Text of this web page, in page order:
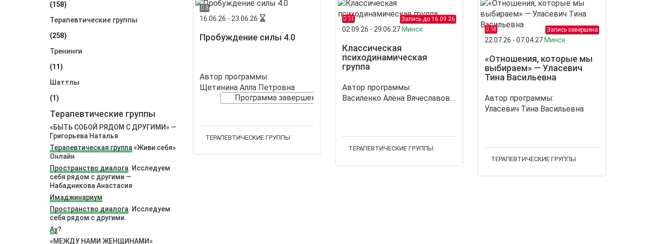
(158)
Терапевтические группы
(258)
Тренинги
(11)
Шаттлы
(1)
Терапевтические группы
«БЫТЬ СОБОЙ РЯДОМ С ДРУГИМИ» —
Григорьева Наталья
Терапевтическая группа «Живи себя»
Онлайн
Пространство диалога. Исследуем
себя рядом с другими —
Набадникова Анастасия
Имаджинариум
Пространство диалога. Исследуем
себя рядом с другими.
Ау?
«МЕЖДУ НАМИ ЖЕНЩИНАМИ»
8
16.06.26 - 23.06.26
Пробуждение силы 4.0
Автор программы:
Щетинина Алла Петровна
Программа завершена
ТЕРАПЕВТИЧЕСКИЕ ГРУППЫ
51 Запись до 16.09.26
02.09.26 - 29.06.27 Минск
Классическая
психодинамическая
группа
Автор программы:
Василенко Алёна Вячеславовна
ТЕРАПЕВТИЧЕСКИЕ ГРУППЫ
58 Запись завершена
22.07.26 - 07.04.27 Минск
«Отношения, которые мы
выбираем» — Уласевич
Тина Васильевна
Автор программы:
Уласевич Тина Васильевна
ТЕРАПЕВТИЧЕСКИЕ ГРУППЫ